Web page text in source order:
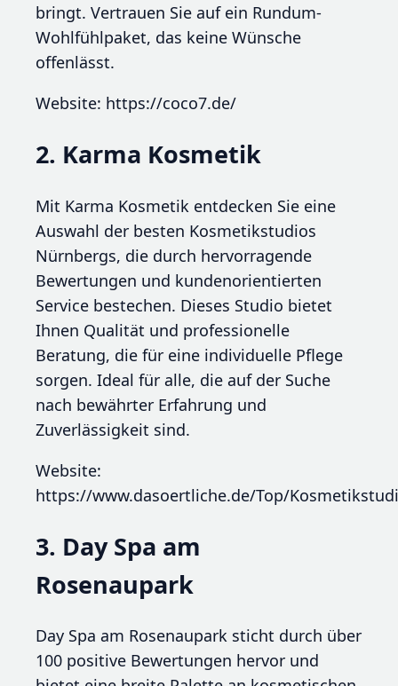
bringt. Vertrauen Sie auf ein Rundum-
Wohlfühlpaket, das keine Wünsche
offenlässt.
Website: https://coco7.de/
2. Karma Kosmetik
Mit Karma Kosmetik entdecken Sie eine
Auswahl der besten Kosmetikstudios
Nürnbergs, die durch hervorragende
Bewertungen und kundenorientierten
Service bestechen. Dieses Studio bietet
Ihnen Qualität und professionelle
Beratung, die für eine individuelle Pflege
sorgen. Ideal für alle, die auf der Suche
nach bewährter Erfahrung und
Zuverlässigkeit sind.
Website:
https://www.dasoertliche.de/Top/
3. Day Spa am
Rosenaupark
Day Spa am Rosenaupark sticht durch über
100 positive Bewertungen hervor und